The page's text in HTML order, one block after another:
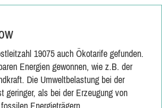
19075 auch Ökotarife gefunden.
Energien gewonnen, wie z.B. der
Die Umweltbelastung bei der
geringer, als bei der Erzeugung von
Energieträgern.